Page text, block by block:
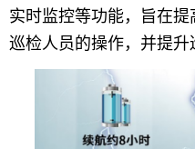
实时监控等功能，旨在
巡检人员的操作，并提升